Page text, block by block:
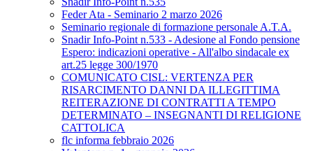
Feder Ata - Seminario 2 marzo 2026
Seminario regionale di formazione personale A.T.A.
Snadir Info-Point n.533 - Adesione al Fondo pensione
Espero: indicazioni operative - All'albo sindacale ex
art.25 legge 300/1970
COMUNICATO CISL: VERTENZA PER
RISARCIMENTO DANNI DA ILLEGITTIMA
REITERAZIONE DI CONTRATTI A TEMPO
DETERMINATO – INSEGNANTI DI RELIGIONE
CATTOLICA
flc informa febbraio 2026